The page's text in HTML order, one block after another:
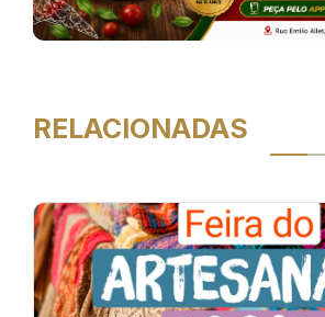
RELACIONADAS